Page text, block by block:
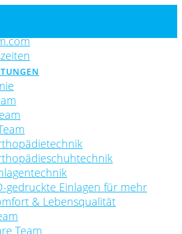
gedruckte Einlagen für mehr
& Lebensqualität
Team